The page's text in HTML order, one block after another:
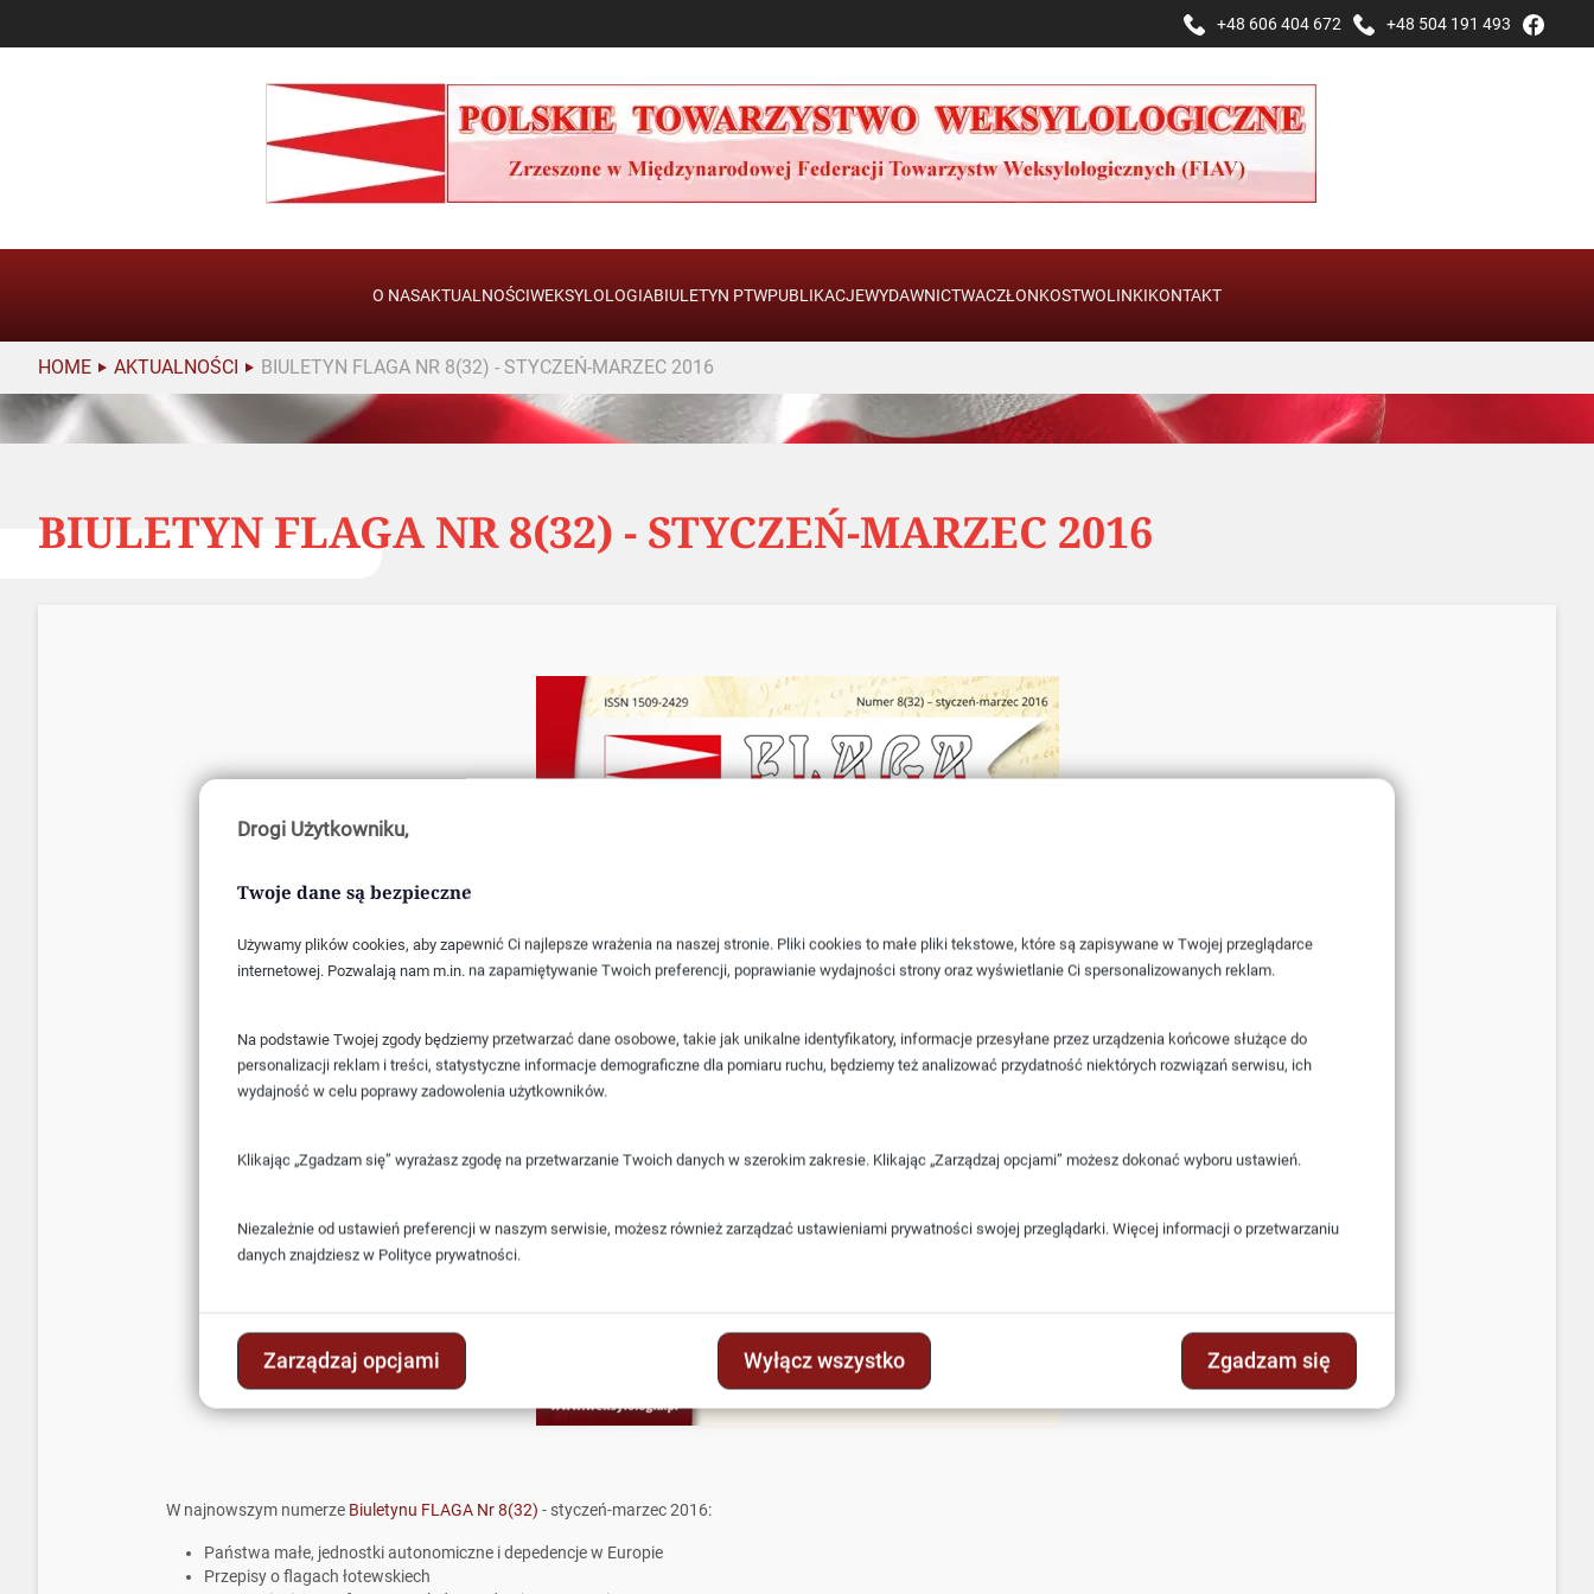
Drogi Użytkowniku,
Twoje dane są bezpieczne
Używamy plików cookies, aby zapewnić Ci najlepsze wrażenia na naszej stronie. Pliki cookies to małe pliki tekstowe, które są zapisywane w Twojej przeglądarce
internetowej. Pozwalają nam m.in. na zapamiętywanie Twoich preferencji, poprawianie wydajności strony oraz wyświetlanie Ci spersonalizowanych reklam.
Na podstawie Twojej zgody będziemy przetwarzać dane osobowe, takie jak unikalne identyfikatory, informacje przesyłane przez urządzenia końcowe służące do
personalizacji reklam i treści, statystyczne informacje demograficzne dla pomiaru ruchu, będziemy też analizować przydatność niektórych rozwiązań serwisu, ich
wydajność w celu poprawy zadowolenia użytkowników.
Klikając „Zgadzam się” wyrażasz zgodę na przetwarzanie Twoich danych w szerokim zakresie. Klikając „Zarządzaj opcjami” możesz dokonać wyboru ustawień.
Niezależnie od ustawień preferencji w naszym serwisie, możesz również zarządzać ustawieniami prywatności swojej przeglądarki. Więcej informacji o przetwarzaniu
danych znajdziesz w Polityce prywatności.
Zarządzaj opcjami Wyłącz wszystko Zgadzam się
+48 606 404 672 +48 504 191 493
O NASAKTUALNOŚCIWEKSYLOLOGIABIULETYN PTWPUBLIKACJEWYDAWNICTWACZŁONKOSTWOLINKIKONTAKT
HOME AKTUALNOŚCI BIULETYN FLAGA NR 8(32) - STYCZEŃ-MARZEC 2016
BIULETYN FLAGA NR 8(32) - STYCZEŃ-MARZEC 2016
W najnowszym numerze Biuletynu FLAGA Nr 8(32) - styczeń-marzec 2016:
Państwa małe, jednostki autonomiczne i depedencje w Europie
Przepisy o flagach łotewskiech